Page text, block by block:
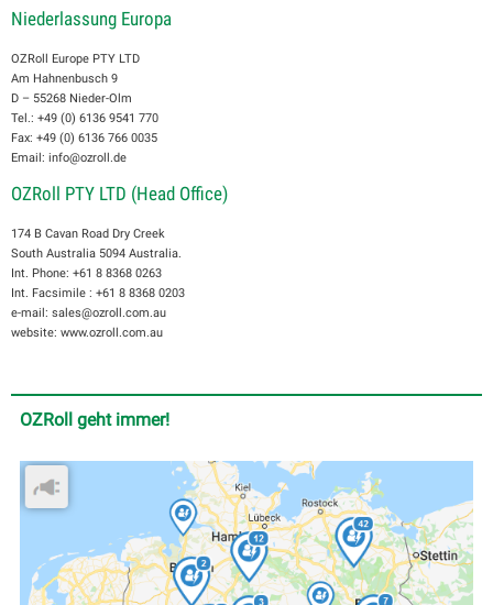
Niederlassung Europa
OZRoll Europe PTY LTD
Am Hahnenbusch 9
D – 55268 Nieder-Olm
Tel.: +49 (0) 6136 9541 770
Fax: +49 (0) 6136 766 0035
Email: info@ozroll.de
OZRoll PTY LTD (Head Office)
174 B Cavan Road Dry Creek
South Australia 5094 Australia.
Int. Phone: +61 8 8368 0263
Int. Facsimile : +61 8 8368 0203
e-mail: sales@ozroll.com.au
website: www.ozroll.com.au
OZRoll geht immer!